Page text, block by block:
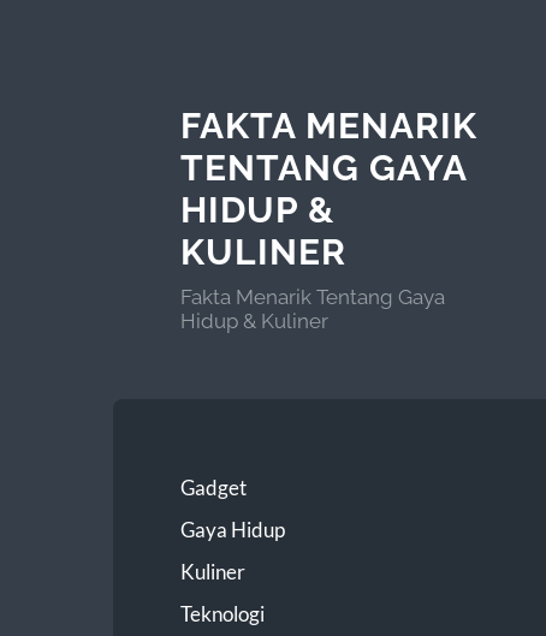
FAKTA MENARIK
TENTANG GAYA
HIDUP &
KULINER
Fakta Menarik Tentang Gaya
Hidup & Kuliner
Gadget
Gaya Hidup
Kuliner
Teknologi